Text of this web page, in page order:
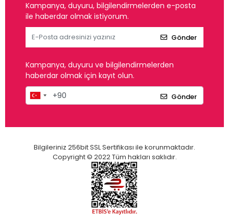
Kampanya, duyuru, bilgilendirmelerden e-posta
ile haberdar olmak istiyorum.
Gönder
Kampanya, duyuru ve bilgilendirmelerden
haberdar olmak için kayıt olun.
Gönder
Bilgileriniz 256bit SSL Sertifikası ile korunmaktadır.
Copyright © 2022 Tüm hakları saklıdır.